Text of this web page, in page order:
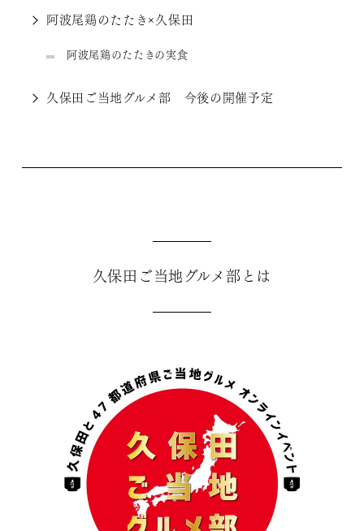
阿波尾鶏のたたき×久保田
阿波尾鶏のたたきの実食
久保田ご当地グルメ部 今後の開催予定
久保田ご当地グルメ部とは